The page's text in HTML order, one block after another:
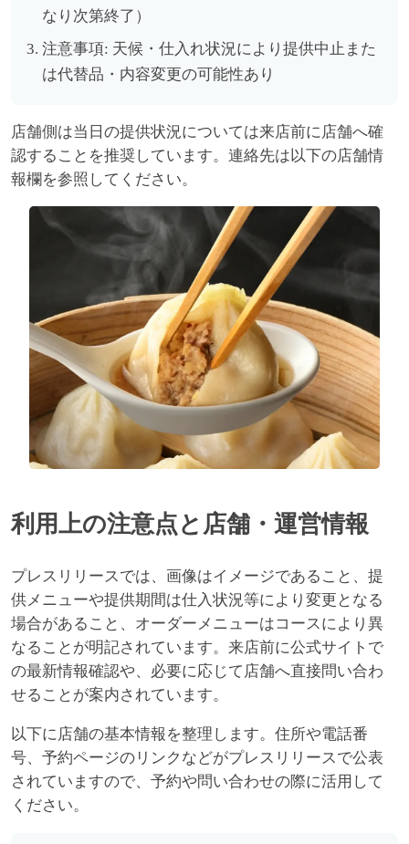
なり次第終了）
注意事項: 天候・仕入れ状況により提供中止また
は代替品・内容変更の可能性あり
店舗側は当日の提供状況については来店前に店舗へ確
認することを推奨しています。連絡先は以下の店舗情
報欄を参照してください。
利用上の注意点と店舗・運営情報
プレスリリースでは、画像はイメージであること、提
供メニューや提供期間は仕入状況等により変更となる
場合があること、オーダーメニューはコースにより異
なることが明記されています。来店前に公式サイトで
の最新情報確認や、必要に応じて店舗へ直接問い合わ
せることが案内されています。
以下に店舗の基本情報を整理します。住所や電話番
号、予約ページのリンクなどがプレスリリースで公表
されていますので、予約や問い合わせの際に活用して
ください。